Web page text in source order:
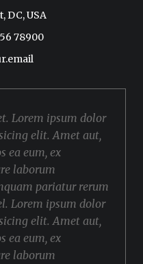
DC, USA
78900
Lorem ipsum dolor
elit. Amet aut,
ea eum, ex
laborum
pariatur rerum
Lorem ipsum dolor
elit. Amet aut,
ea eum, ex
laborum